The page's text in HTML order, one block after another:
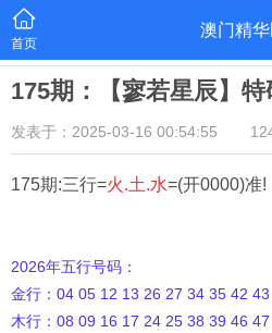
首页
澳门精华
175期：【寥若星辰】
发表于：2025-03-16 00:54:55
175期:三行=火.土.水=(开0000)准!
2026年五行号码：
金行：04 05 12 13 26 27 34 35 42 43
木行：08 09 16 17 24 25 38 39 46 47